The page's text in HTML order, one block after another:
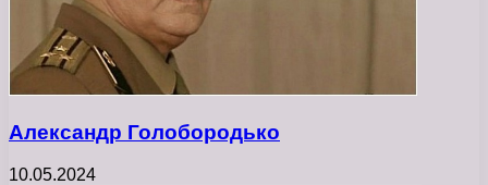
Александр Голобородько
10.05.2024